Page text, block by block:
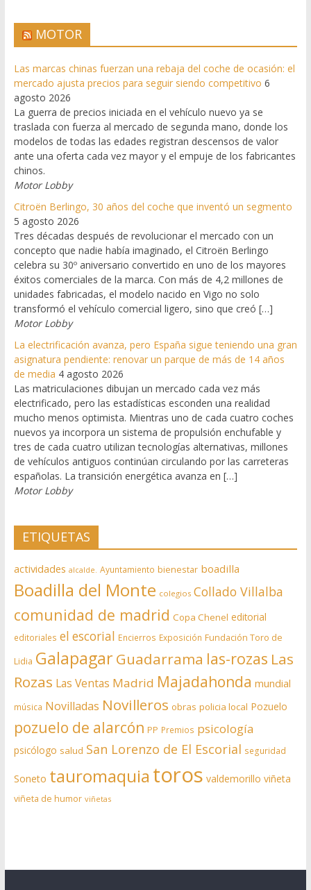
MOTOR
Las marcas chinas fuerzan una rebaja del coche de ocasión: el
mercado ajusta precios para seguir siendo competitivo 6
agosto 2026
La guerra de precios iniciada en el vehículo nuevo ya se
traslada con fuerza al mercado de segunda mano, donde los
modelos de todas las edades registran descensos de valor
ante una oferta cada vez mayor y el empuje de los fabricantes
chinos.
Motor Lobby
Citroën Berlingo, 30 años del coche que inventó un segmento
5 agosto 2026
Tres décadas después de revolucionar el mercado con un
concepto que nadie había imaginado, el Citroën Berlingo
celebra su 30º aniversario convertido en uno de los mayores
éxitos comerciales de la marca. Con más de 4,2 millones de
unidades fabricadas, el modelo nacido en Vigo no solo
transformó el vehículo comercial ligero, sino que creó […]
Motor Lobby
La electrificación avanza, pero España sigue teniendo una gran
asignatura pendiente: renovar un parque de más de 14 años
de media 4 agosto 2026
Las matriculaciones dibujan un mercado cada vez más
electrificado, pero las estadísticas esconden una realidad
mucho menos optimista. Mientras uno de cada cuatro coches
nuevos ya incorpora un sistema de propulsión enchufable y
tres de cada cuatro utilizan tecnologías alternativas, millones
de vehículos antiguos continúan circulando por las carreteras
españolas. La transición energética avanza en […]
Motor Lobby
ETIQUETAS
actividades alcalde. Ayuntamiento bienestar boadilla
Boadilla del Monte colegios Collado Villalba
comunidad de madrid Copa Chenel editorial
editoriales el escorial Encierros Exposición Fundación Toro de
Lidia Galapagar Guadarrama las-rozas Las
Rozas Las Ventas Madrid Majadahonda mundial
música Novilladas Novilleros obras policia local Pozuelo
pozuelo de alarcón PP Premios psicología
psicólogo salud San Lorenzo de El Escorial seguridad
Soneto tauromaquia toros valdemorillo viñeta
viñeta de humor viñetas